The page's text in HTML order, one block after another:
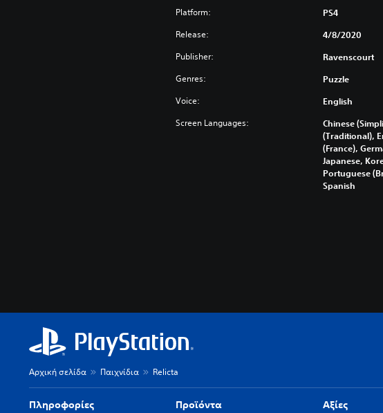
Platform: PS4
Release: 4/8/2020
Publisher: Ravenscourt
Genres: Puzzle
Voice: English
Screen Languages:
Chinese
(Traditional),
(France),
Japanese,
Portuguese
Spanish
Αρχική σελίδα Παιχνίδια Relicta
Πληροφορίες Προϊόντα Αξίες